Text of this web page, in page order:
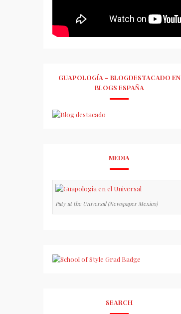
GUAPOLOGÍA – BLOGDESTACADO EN
BLOGS ESPAÑA
MEDIA
Paty at the Universal (Newspaper Mexico)
SEARCH